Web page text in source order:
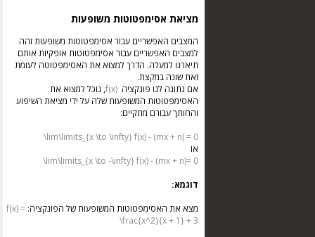
מציאת אסימפטוטות משופעות
המצבים האפשריים עבור אסימפטוטות משופעות זהה
למצבים האפשריים עבור אסימפטוטות אופקיות אותם
תיארנו למעלה. הדרך למצוא את האסימפטוטה לעומת
זאת שונה במקצת.
אם נתונה לנו פונקציה f(x), נוכל למצוא את
האסימפטוטות המשופעות שלה על ידי מציאת השיפוע
והחותך עבורם מתקיים:
\lim\limits_{x \to \infty} f(x) - (mx + n) = 0
או
\lim\limits_{x \to -\infty} f(x) - (mx + n)= 0
דוגמא:
מצא את האסימפטוטות המשופעות של הפונקציה: f(x) =
\frac{x^2}{x + 1} + 3